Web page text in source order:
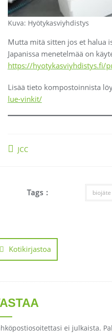
Kuva: Hyötykasviyhdistys
Mutta mitä sitten jos et halua
Japanissa menetelmää on
https://hyotykasviyhdistys.fi/
Lisää tieto kompostoinnista
lue-vinkit/
JCC
Tags : biojäte
selaus
Kotikirjastoa
ei julkaista.